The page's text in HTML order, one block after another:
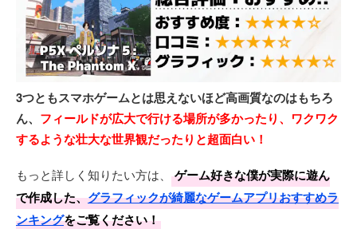
3つともスマホゲームとは思えないほど高画質なのはもちろ
ん、 フィールドが広大で行ける場所が多かったり、ワクワク
するような壮大な世界観だったりと超面白い！
もっと詳しく知りたい方は、
ゲーム好きな僕が実際に遊ん
で作成した、グラフィックが綺麗なゲームアプリおすすめラ
ンキングをご覧ください！